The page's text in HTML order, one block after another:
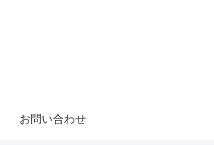
お問い合わせ